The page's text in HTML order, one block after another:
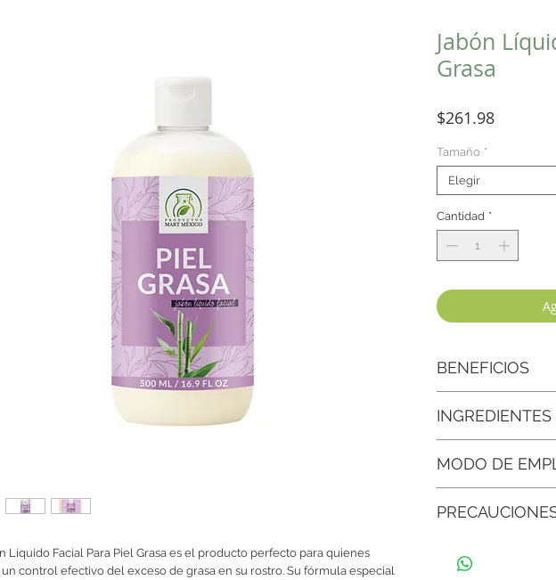
Líquido Facial Para Piel Grasa es el producto perfecto para quienes
un control efectivo del exceso de grasa en su rostro. Su fórmula especial
Jabón
Grasa
$261.98Precio
Tamaño *
Elegir
Cantidad *
BENEFICIOS
sebo para mantener
• Textura ligera y
limpia a profundidad
faciales específicas
INGREDIENTES
Extracto de bambú,
MODO DE
de las manos, bien
circulares
del envase bien